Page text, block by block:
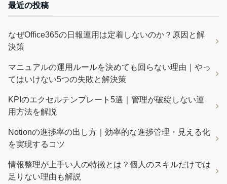
最近の投稿
なぜOffice365の日報運用は定着しないのか？原因と解
決策
マニュアルの運用ルールを決めても回らない理由｜やっ
てはいけない5つの失敗と解決策
KPIのエクセルテンプレート5選｜管理が破綻しない運
用方法を解説
Notionの進捗率の出し方｜効率的な進捗管理・見える化
を実現するコツ
情報整理が上手い人の特徴とは？個人のスキルだけでは
足りない理由も解説